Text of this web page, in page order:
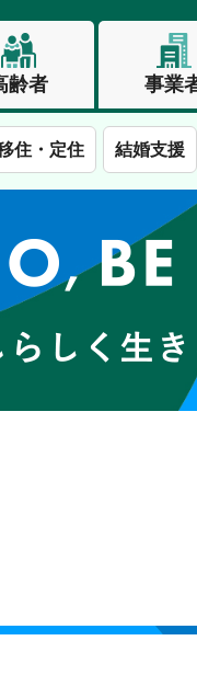
齢者 事業
住・定住 結婚支援
しらしく生きる。長